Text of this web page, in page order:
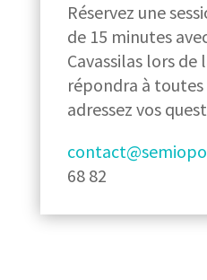
Réservez une
de 15 minutes
Cavassilas lors
répondra à toutes
adressez vos
68 82